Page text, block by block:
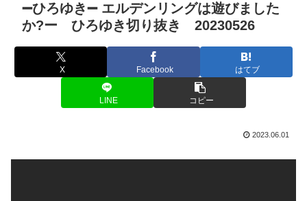
➖ひろゆき➖ エルデンリングは遊びました
か?ー ひろゆき切り抜き 20230526
X Facebook はてブ
LINE コピー
2023.06.01